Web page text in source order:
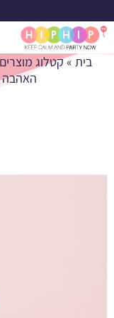
תותח
בית »קטלוג מוצרים
האהבה